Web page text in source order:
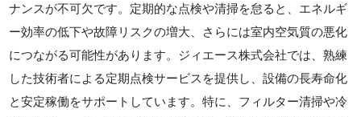
ナンスが不可欠です。定期的な点検や清掃を怠ると、エネルギ
ー効率の低下や故障リスクの増大、さらには室内空気質の悪化
につながる可能性があります。ジィエース株式会社では、熟練
した技術者による定期点検サービスを提供し、設備の長寿命化
と安定稼働をサポートしています。特に、フィルター清掃や冷